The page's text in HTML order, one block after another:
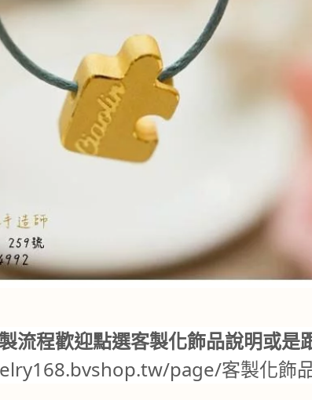
流程歡迎點選客製化飾品說明或是
page/客製化飾